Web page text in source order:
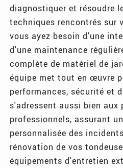
diagnostiquer et résoudre
techniques rencontrés sur
vous ayez besoin d'une
d'une maintenance
complète de matériel de
équipe met tout en œuvre
performances, sécurité et
s'adressent aussi bien
professionnels, assurant
personnalisée des
rénovation de vos
équipements d'entretien